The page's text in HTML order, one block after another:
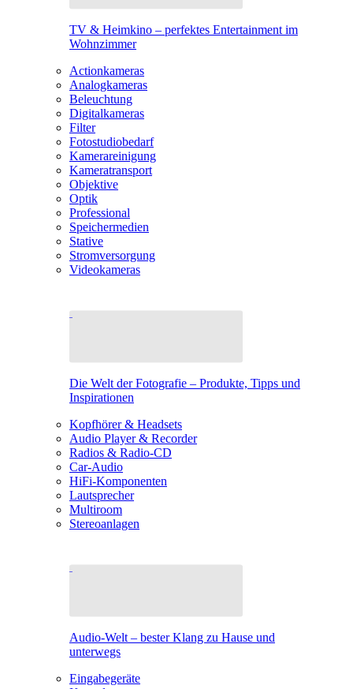
TV & Heimkino – perfektes Entertainment im
Wohnzimmer
Actionkameras
Analogkameras
Beleuchtung
Digitalkameras
Filter
Fotostudiobedarf
Kamerareinigung
Kameratransport
Objektive
Optik
Professional
Speichermedien
Stative
Stromversorgung
Videokameras
Die Welt der Fotografie – Produkte, Tipps und
Inspirationen
Kopfhörer & Headsets
Audio Player & Recorder
Radios & Radio-CD
Car-Audio
HiFi-Komponenten
Lautsprecher
Multiroom
Stereoanlagen
Audio-Welt – bester Klang zu Hause und
unterwegs
Eingabegeräte